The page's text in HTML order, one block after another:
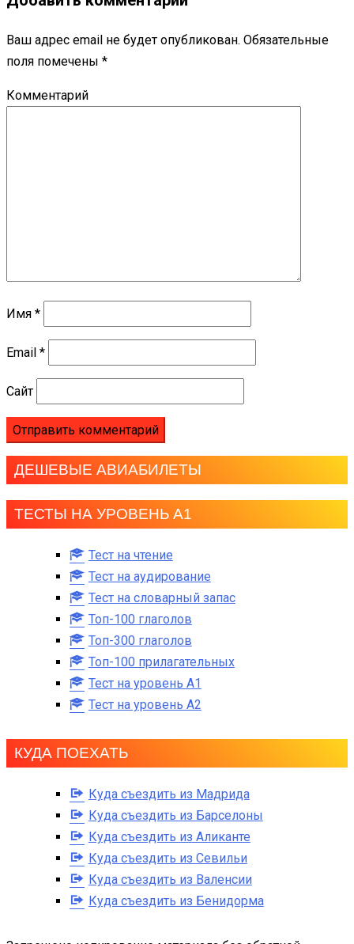
Ваш адрес email не будет опубликован. Обязательные
поля помечены *
Комментарий
Имя *
Email *
Сайт
ДЕШЕВЫЕ АВИАБИЛЕТЫ
ТЕСТЫ НА УРОВЕНЬ А1
Тест на чтение
Тест на аудирование
Тест на словарный запас
Топ-100 глаголов
Топ-300 глаголов
Топ-100 прилагательных
Тест на уровень A1
Тест на уровень A2
КУДА ПОЕХАТЬ
Куда съездить из Мадрида
Куда съездить из Барселоны
Куда съездить из Аликанте
Куда съездить из Севильи
Куда съездить из Валенсии
Куда съездить из Бенидорма